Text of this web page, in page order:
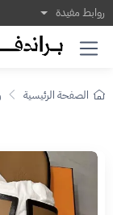
روابط مفيدة
الصفحة الرئيسية